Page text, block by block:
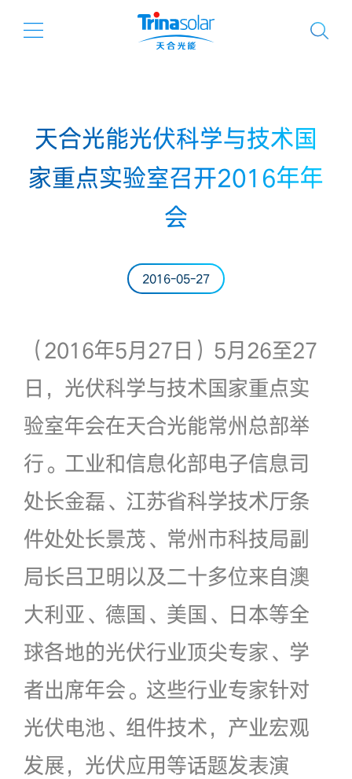
天合光能光伏科学与技术国
家重点实验室召开2016年年
会
2016-05-27
（2016年5月27日）5月26至27
日，光伏科学与技术国家重点实
验室年会在天合光能常州总部举
行。工业和信息化部电子信息司
处长金磊、江苏省科学技术厅条
件处处长景茂、常州市科技局副
局长吕卫明以及二十多位来自澳
大利亚、德国、美国、日本等全
球各地的光伏行业顶尖专家、学
者出席年会。这些行业专家针对
光伏电池、组件技术，产业宏观
发展，光伏应用等话题发表演